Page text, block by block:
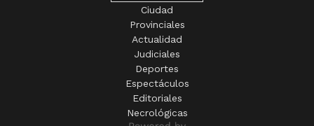
Ciudad
Provinciales
Actualidad
Judiciales
Deportes
Espectáculos
Editoriales
Necrológicas